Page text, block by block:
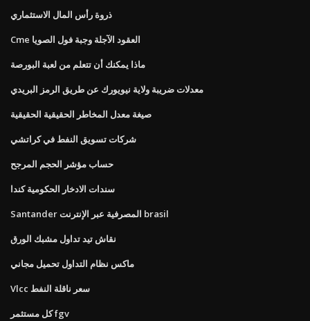
ذروة رأس المال الاستثماري
Cme العقود الآجلة وجبة فول الصويا
ماذا يمكنك أن تتعلم من لعبة البورصة
معدلات ضريبة ولاية نيويورك عن طريق الرمز البريدي
صيغة معدل المخاطر الحقيقية الحقيقية
شركات تسويق النفط في كراتشي
حساب مؤشر الحجم المرجح
سندات الادخار الحكومية كندا
Santander المصرفية عبر الإنترنت brasil
نقاش تيد تداول مشبك الورق
ماكس نظام التداول تحميل مجاني
Vlcc سعر ناقلة النفط
كل مستثمر fgv